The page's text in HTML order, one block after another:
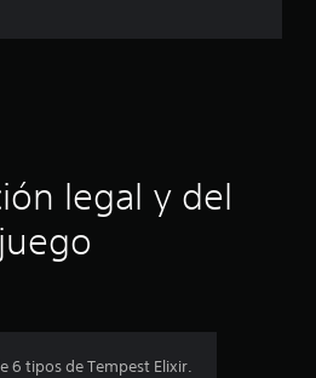
f
a
o
legal y del
juego
6 tipos de Tempest Elixir.